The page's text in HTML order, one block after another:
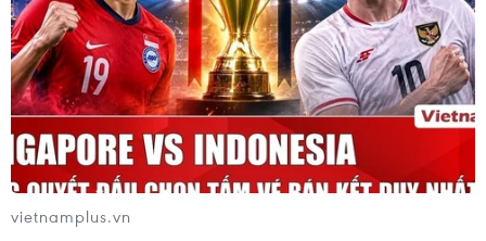
tránh hiểu lầm ở biên giới
09/01/2021 09:53
Các quan chức hai nước đã nhất trí sớm tổ chức cuộc
đàm phán tiếp theo giữa các chỉ huy quân sự cấp cao
và thường xuyên liên lạc thông qua các kênh ngoại
giao và quân sự về vấn đề biên giới.
vietnamplus.vn